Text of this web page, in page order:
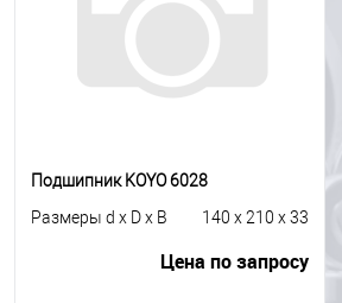
Подшипник KOYO 6028
Размеры d x D x B
140 x 210 x 33
Цена по запросу